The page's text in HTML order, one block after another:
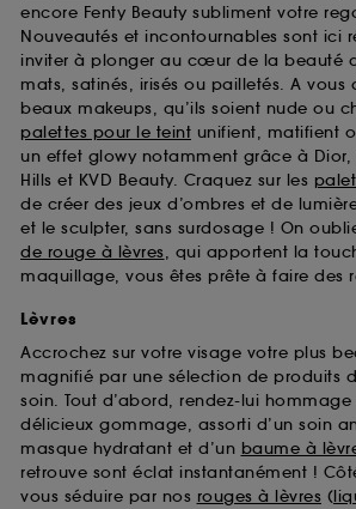
encore Fenty Beauty subliment votre
Nouveautés et incontournables sont ici
inviter à plonger au cœur de la beauté
mats, satinés, irisés ou pailletés. A vous
beaux makeups, qu’ils soient nude ou
palettes pour le teint unifient, matifient
un effet glowy notamment grâce à Dior,
Hills et KVD Beauty. Craquez sur les
de créer des jeux d’ombres et de
et le sculpter, sans surdosage ! On
de rouge à lèvres, qui apportent la
maquillage, vous êtes prête à faire des
Lèvres
Accrochez sur votre visage votre plus
magnifié par une sélection de produits
soin. Tout d’abord, rendez-lui
délicieux gommage, assorti d’un soin
masque hydratant et d’un baume à
retrouve sont éclat instantanément !
vous séduire par nos rouges à lèvres (